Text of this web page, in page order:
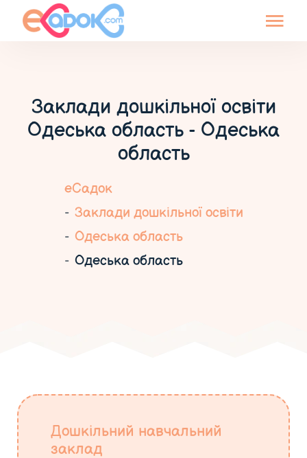
Заклади дошкільної освіти
Одеська область - Одеська
область
еСадок
Заклади дошкільної освіти
Одеська область
Одеська область
Дошкільний навчальний
заклад